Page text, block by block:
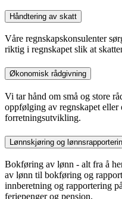
Håndtering av skatt
Våre regnskapskonsulenter
riktig i regnskapet slik at
Økonomisk rådgivning
Vi tar hånd om små og store
oppfølging av regnskapet eller
forretningsutvikling.
Lønnskjøring og
Bokføring av lønn - alt fra å
av lønn til bokføring og
innberetning og rapportering
feriepenger og pensjon.